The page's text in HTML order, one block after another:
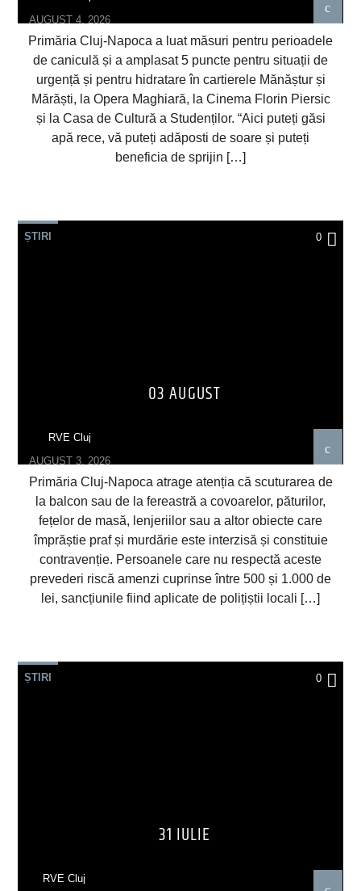
AUGUST 4, 2026
Primăria Cluj-Napoca a luat măsuri pentru perioadele
de caniculă și a amplasat 5 puncte pentru situații de
urgență și pentru hidratare în cartierele Mănăștur și
Mărăști, la Opera Maghiară, la Cinema Florin Piersic
și la Casa de Cultură a Studenților. “Aici puteți găsi
apă rece, vă puteți adăposti de soare și puteți
beneficia de sprijin […]
ȘTIRI 0
03 AUGUST
RVE Cluj
AUGUST 3, 2026
Primăria Cluj-Napoca atrage atenția că scuturarea de
la balcon sau de la fereastră a covoarelor, păturilor,
fețelor de masă, lenjeriilor sau a altor obiecte care
împrăștie praf și murdărie este interzisă și constituie
contravenție. Persoanele care nu respectă aceste
prevederi riscă amenzi cuprinse între 500 și 1.000 de
lei, sancțiunile fiind aplicate de polițiștii locali […]
ȘTIRI 0
31 IULIE
RVE Cluj